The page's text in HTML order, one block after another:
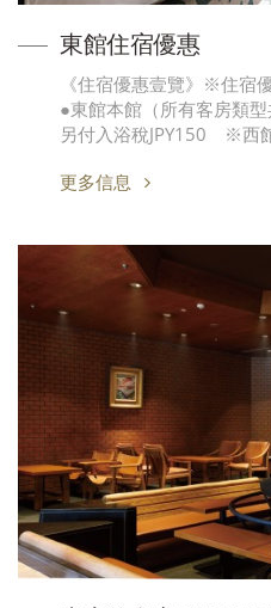
東館住宿優惠
《住宿優惠壹覽》※住宿
●東館本館（所有客房類
另付入浴稅JPY150 ※西
更多信息